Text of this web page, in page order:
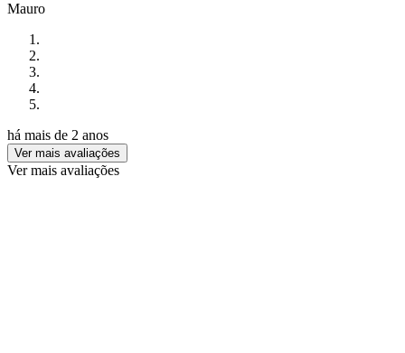
Mauro
há mais de 2 anos
Ver mais avaliações
Ver mais avaliações